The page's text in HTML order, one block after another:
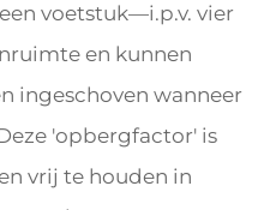
voetstuk—i.p.v. vier
en kunnen
ingeschoven wanneer
'opbergfactor' is
vrij te houden in